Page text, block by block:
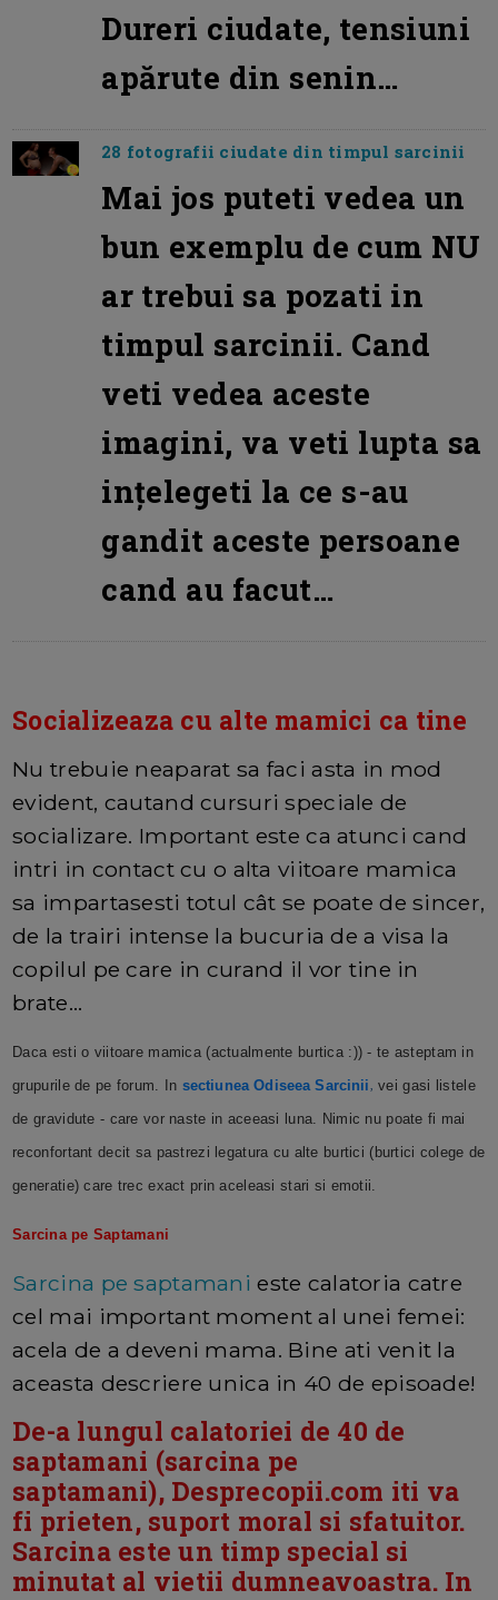
Dureri ciudate, tensiuni
apărute din senin…
28 fotografii ciudate din timpul sarcinii
Mai jos puteti vedea un
bun exemplu de cum NU
ar trebui sa pozati in
timpul sarcinii. Cand
veti vedea aceste
imagini, va veti lupta sa
ințelegeti la ce s-au
gandit aceste persoane
cand au facut…
Socializeaza cu alte mamici ca tine
Nu trebuie neaparat sa faci asta in mod
evident, cautand cursuri speciale de
socializare. Important este ca atunci cand
intri in contact cu o alta viitoare mamica
sa impartasesti totul cât se poate de sincer,
de la trairi intense la bucuria de a visa la
copilul pe care in curand il vor tine in
brate...
Daca esti o viitoare mamica (actualmente burtica :)) - te asteptam in
grupurile de pe forum. In sectiunea Odiseea Sarcinii
vei gasi listele
de gravidute - care vor naste in aceeasi luna. Nimic nu poate fi mai
reconfortant decit sa pastrezi legatura cu alte burtici (burtici colege de
generatie) care trec exact prin aceleasi stari si emotii.
Sarcina pe Saptamani
Sarcina pe saptamani este calatoria catre
cel mai important moment al unei femei:
acela de a deveni mama. Bine ati venit la
aceasta descriere unica in 40 de episoade!
De-a lungul calatoriei de 40 de
saptamani (sarcina pe
saptamani), Desprecopii.com iti va
fi prieten, suport moral si sfatuitor.
Sarcina este un timp special si
minutat al vietii dumneavoastra. In